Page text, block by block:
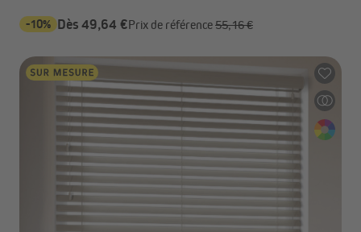
-10% Dès 49,64 €Prix de référence55,16 €